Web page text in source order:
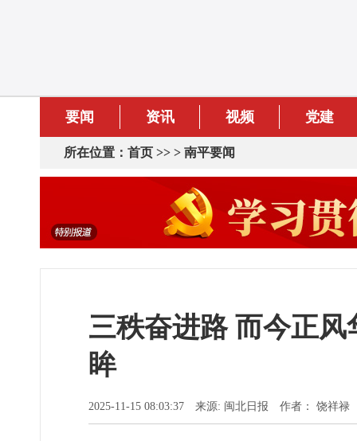
要闻 资讯 视频 党建
所在位置： 首页 >> > 南平要闻
三秩奋进路 而今正
眸
2025-11-15 08:03:37 来源: 闽北日报 作者： 饶祥禄